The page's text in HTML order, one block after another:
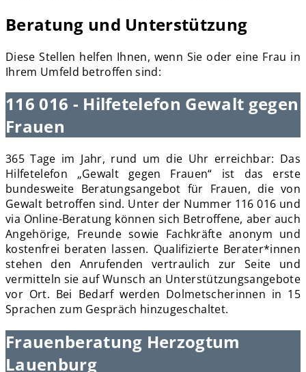
Beratung und Unterstützung
Diese Stellen helfen Ihnen, wenn Sie oder eine Frau in
Ihrem Umfeld betroffen sind:
116 016 - Hilfetelefon Gewalt gegen
Frauen
365 Tage im Jahr, rund um die Uhr erreichbar: Das
Hilfetelefon „Gewalt gegen Frauen“ ist das erste
bundesweite Beratungsangebot für Frauen, die von
Gewalt betroffen sind. Unter der Nummer 116 016 und
via Online-Beratung können sich Betroffene, aber auch
Angehörige, Freunde sowie Fachkräfte anonym und
kostenfrei beraten lassen. Qualifizierte Berater*innen
stehen den Anrufenden vertraulich zur Seite und
vermitteln sie auf Wunsch an Unterstützungsangebote
vor Ort. Bei Bedarf werden Dolmetscherinnen in 15
Sprachen zum Gespräch hinzugeschaltet.
Frauenberatung Herzogtum
Lauenburg